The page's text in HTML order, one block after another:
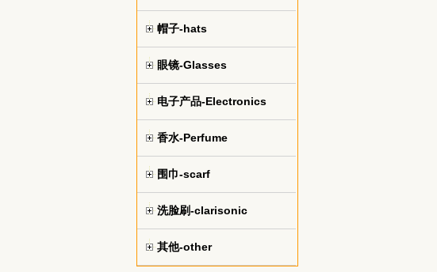
帽子-hats
眼镜-Glasses
电子产品-Electronics
香水-Perfume
围巾-scarf
洗脸刷-clarisonic
其他-other